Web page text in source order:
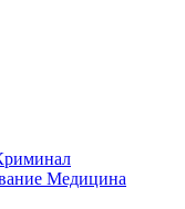
Медицина